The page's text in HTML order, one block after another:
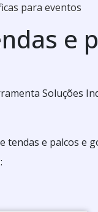
para eventos
e
Soluções
tendas e palcos e